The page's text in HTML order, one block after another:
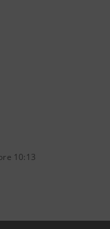
10:13